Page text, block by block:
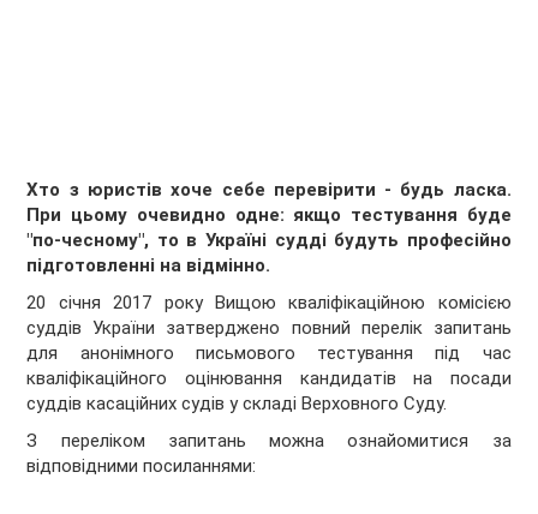
Хто з юристів хоче себе перевірити - будь ласка.
При цьому очевидно одне: якщо тестування буде
"по-чесному", то в Україні судді будуть професійно
підготовленні на відмінно.
20 січня 2017 року Вищою кваліфікаційною комісією
суддів України затверджено повний перелік запитань
для анонімного письмового тестування під час
кваліфікаційного оцінювання кандидатів на посади
суддів касаційних судів у складі Верховного Суду.
З переліком запитань можна ознайомитися за
відповідними посиланнями: